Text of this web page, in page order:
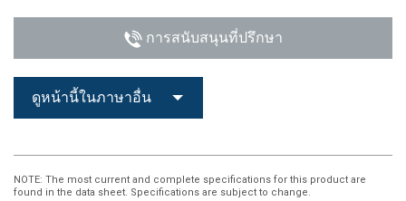
การสนับสนุนที่ปรึกษา
ดูหน้านี้ในภาษาอื่น
NOTE: The most current and complete specifications for this product are
found in the data sheet. Specifications are subject to change.